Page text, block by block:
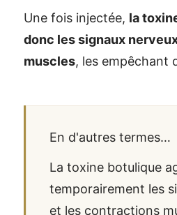
Une fois injectée, la
donc les signaux
muscles, les empêchant
En d'autres termes…
La toxine botulique
temporairement les
et les contractions